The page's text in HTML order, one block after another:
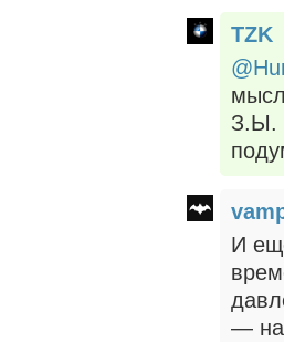
TZK
З.Ы.
И
— на